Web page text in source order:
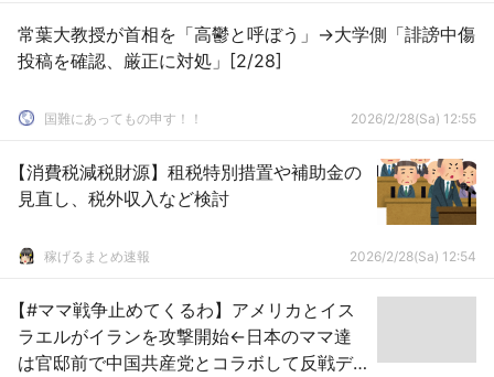
常葉大教授が首相を「高鬱と呼ぼう」→大学側「誹謗中傷
投稿を確認、厳正に対処」[2/28]
国難にあってもの申す！！ 2026/2/28(Sa) 12:55
【消費税減税財源】租税特別措置や補助金の
見直し、税外収入など検討
稼げるまとめ速報 2026/2/28(Sa) 12:54
【#ママ戦争止めてくるわ】アメリカとイス
ラエルがイランを攻撃開始←日本のママ達
は官邸前で中国共産党とコラボして反戦デ